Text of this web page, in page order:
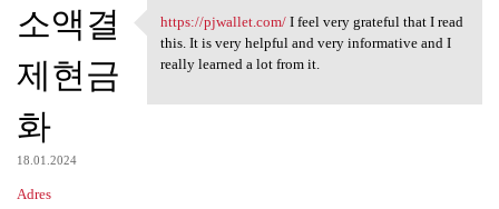
소액결
제현금
화
18.01.2024
Adres
https://pjwallet.com/ I feel
https://pjwallet.com/I feel very grateful that I read
this. It is very helpful and very informative and I
really learned a lot from it.